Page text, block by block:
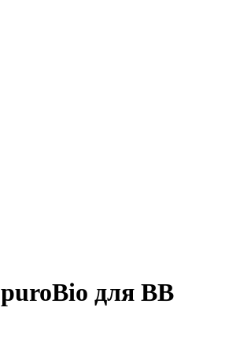
для ВВ